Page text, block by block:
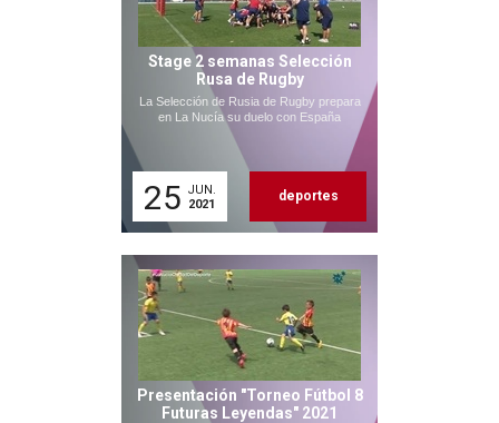
Stage 2 semanas Selección
Rusa de Rugby
La Selección de Rusia de Rugby prepara
en La Nucía su duelo con España
25 JUN.
2021
deportes
Presentación "Torneo Fútbol 8
Futuras Leyendas" 2021